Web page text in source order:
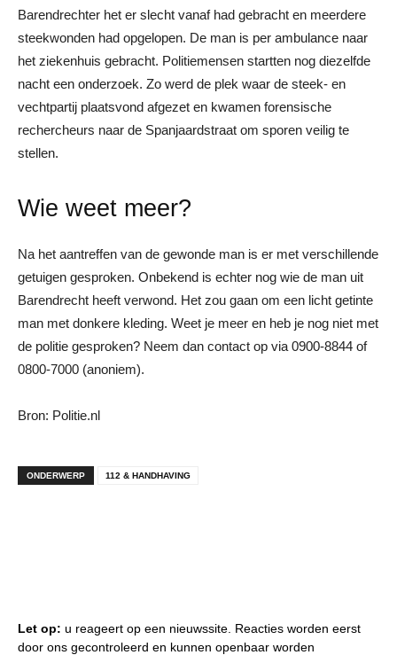
Barendrechter het er slecht vanaf had gebracht en meerdere
steekwonden had opgelopen. De man is per ambulance naar
het ziekenhuis gebracht. Politiemensen startten nog diezelfde
nacht een onderzoek. Zo werd de plek waar de steek- en
vechtpartij plaatsvond afgezet en kwamen forensische
rechercheurs naar de Spanjaardstraat om sporen veilig te
stellen.
Wie weet meer?
Na het aantreffen van de gewonde man is er met verschillende
getuigen gesproken. Onbekend is echter nog wie de man uit
Barendrecht heeft verwond. Het zou gaan om een licht getinte
man met donkere kleding. Weet je meer en heb je nog niet met
de politie gesproken? Neem dan contact op via 0900-8844 of
0800-7000 (anoniem).
Bron: Politie.nl
ONDERWERP 112 & HANDHAVING
Let op: u reageert op een nieuwssite. Reacties worden eerst
door ons gecontroleerd en kunnen openbaar worden